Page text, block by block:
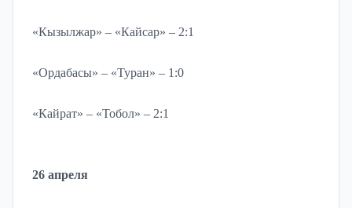
«Кызылжар» – «Кайсар» – 2:1
«Ордабасы» – «Туран» – 1:0
«Кайрат» – «Тобол» – 2:1
26 апреля